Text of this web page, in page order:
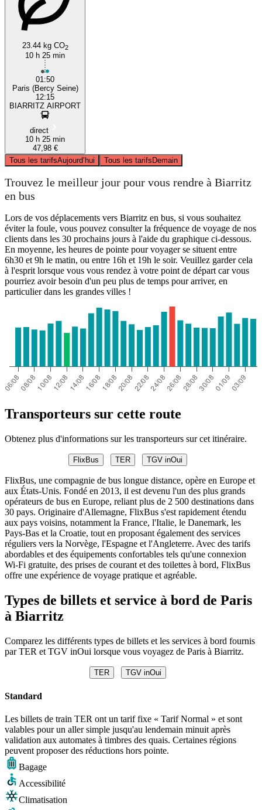
23.44 kg CO2
10 h 25 min
01:50
Paris (Bercy Seine)
12:15
BIARRITZ AIRPORT
direct
10 h 25 min
47,98 €
Tous les tarifsAujourd’hui Tous les tarifsDemain
Trouvez le meilleur jour pour vous rendre à Biarritz
en bus
Lors de vos déplacements vers Biarritz en bus, si vous souhaitez
éviter la foule, vous pouvez consulter la fréquence de voyage de nos
clients dans les 30 prochains jours à l'aide du graphique ci-dessous.
En moyenne, les heures de pointe pour voyager se situent entre
6h30 et 9h le matin, ou entre 16h et 19h le soir. Veuillez garder cela
à l'esprit lorsque vous vous rendez à votre point de départ car vous
pourriez avoir besoin d'un peu plus de temps pour arriver, en
particulier dans les grandes villes !
Transporteurs sur cette route
Obtenez plus d'informations sur les transporteurs sur cet itinéraire.
FlixBus TER TGV inOui
FlixBus, une compagnie de bus longue distance, opère en Europe et
aux États-Unis. Fondé en 2013, il est devenu l'un des plus grands
opérateurs de bus en Europe, reliant plus de 2 500 destinations dans
30 pays. Originaire d'Allemagne, FlixBus s'est rapidement étendu
aux pays voisins, notamment la France, l'Italie, le Danemark, les
Pays-Bas et la Croatie, tout en proposant également des services
réguliers vers la Norvège, l'Espagne et l'Angleterre. Avec des tarifs
abordables et des équipements confortables tels qu'une connexion
Wi-Fi gratuite, des prises de courant et des toilettes à bord, FlixBus
offre une expérience de voyage pratique et agréable.
Types de billets et service à bord de Paris
à Biarritz
Comparez les différents types de billets et les services à bord fournis
par TER et TGV inOui lorsque vous voyagez de Paris à Biarritz.
TER TGV inOui
Standard
Les billets de train TER ont un tarif fixe « Tarif Normal » et sont
valables pour un aller simple jusqu'au lendemain minuit après
validation aux automates à timbres des quais. Certaines régions
peuvent proposer des réductions hors pointe.
Bagage
Accessibilité
Climatisation